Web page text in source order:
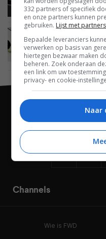
camera’s tot nu
12 MEI 2022
Google Pixel 7
uit
Channels
Wie is FWD
332 partners of specifiek
en onze partners kunnen
gebruiken. Lijst met
Bepaalde leveranciers
verwerken op basis van
hiertegen bezwaar maken
beheren. Zoek onderaan
een link om uw
privacy- en cookie-
Naar